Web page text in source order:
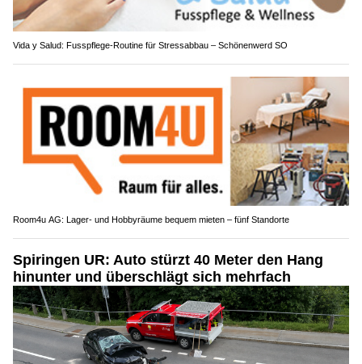
Vida y Salud: Fusspflege-Routine für Stressabbau – Schönenwerd SO
Room4u AG: Lager- und Hobbyräume bequem mieten – fünf Standorte
Spiringen UR: Auto stürzt 40 Meter den Hang
hinunter und überschlägt sich mehrfach